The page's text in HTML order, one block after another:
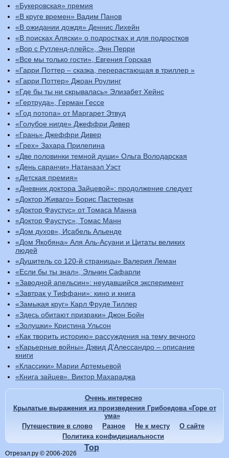
«Букеровская» премия
«В круге времен» Вадим Панов
«В ожидании дождя» Деннис Лихейн
«В поисках Аляски» о подростках и для подростков
«Вор с Рутленд-плейс», Энн Перри
«Все мы только гости», Евгения Горская
«Гарри Поттер – сказка, перерастающая в триллер »
«Гарри Поттер» Джоан Роулинг
«Где бы ты ни скрывалась» Элизабет Хейнс
«Гертруда», Герман Гессе
«Год потопа» от Маргарет Этвуд
«Голубое нигде» Джеффри Дивер
«Грань» Джеффри Дивер
«Грех» Захара Прилепина
«Две половинки темной души» Ольга Володарская
«День саранчи» Натанаэл Уэст
«Детская премия»
«Дневник доктора Зайцевой»: продолжение следует
«Доктор Живаго» Борис Пастернак
«Доктор Фаустус» от Томаса Манна
«Доктор Фаустус», Томас Манн
«Дом духов», Исабель Альенде
«Дом Якобяна» Аля Аль-Асуани и Цитаты великих
людей
«Душитель со 120-й страницы» Валерия Леман
«Если бы ты знал», Эльчин Сафарли
«Заводной апельсин»: неудавшийся эксперимент
«Завтрак у Тиффани»: кино и книга
«Замыкая круг» Карл Фруде Тиллер
«Здесь обитают призраки» Джон Бойн
«Золушки» Кристина Ульсон
«Как творить историю» рассуждения на тему вечного
«Карьерные войны» Дэвид Д’Алессандро – описание
книги
«Классики» Марии Артемьевой
«Книга зайцев». Виктор Махараджа
Очень интересно
Крылатые выражения из произведения Грибоедова «Горе от
ума»
Путешествие в слово
Разное Не к месту
О сайте
Политика конфидициальности
Отрезал.ру © 2006-2026
Top